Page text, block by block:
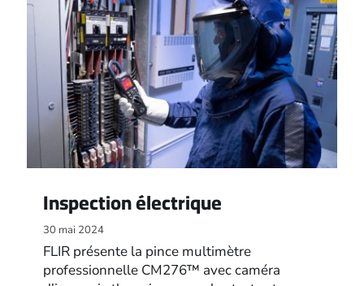
Inspection électrique
30 mai 2024
FLIR présente la pince multimètre
professionnelle CM276™ avec caméra